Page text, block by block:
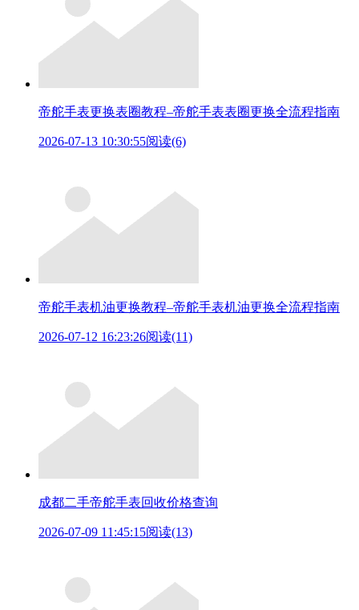
帝舵手表更换表圈教程–帝舵手表表圈更换全流程指南
2026-07-13 10:30:55阅读(6)
帝舵手表机油更换教程–帝舵手表机油更换全流程指南
2026-07-12 16:23:26阅读(11)
成都二手帝舵手表回收价格查询
2026-07-09 11:45:15阅读(13)